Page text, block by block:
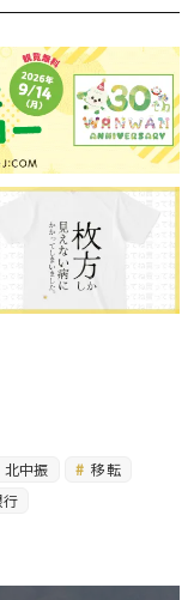
北中振
移転